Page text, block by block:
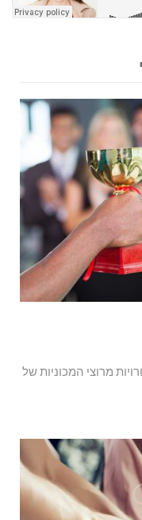
מרוצי המכוניות של